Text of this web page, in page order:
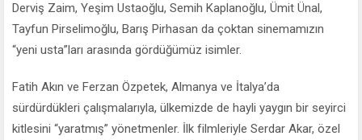
Derviş Zaim, Yeşim Ustaoğlu, Semih Kaplanoğlu, Ümit Ünal,
Tayfun Pirselimoğlu, Barış Pirhasan da çoktan sinemamızın
“yeni usta”ları arasında gördüğümüz isimler.
Fatih Akın ve Ferzan Özpetek, Almanya ve İtalya’da
sürdürdükleri çalışmalarıyla, ülkemizde de hayli yaygın bir seyirci
kitlesini “yaratmış” yönetmenler. İlk filmleriyle Serdar Akar, özel